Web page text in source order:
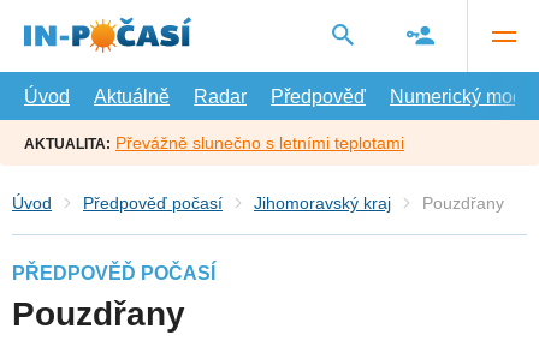
hlavní
Úvod
Aktuálně Radar Předpověď Numerický model
AKTUALITA: Převážně slunečno s letními teplotami
Úvod Předpověď počasí Jihomoravský kraj Pouzdřany
PŘEDPOVĚĎ POČASÍ
Pouzdřany